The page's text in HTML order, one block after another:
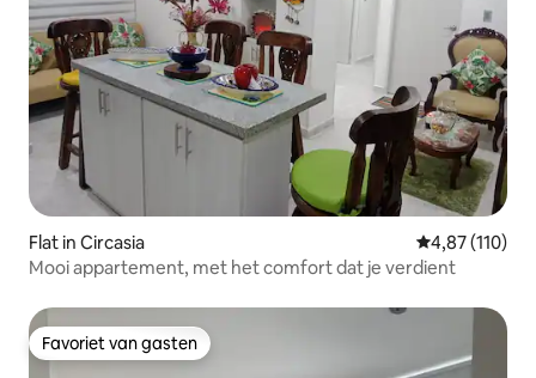
Flat in Circasia Gemiddelde
4,87 (110)
Mooi appartement, met het comfort dat je verdient
Favoriet van gasten
Favoriet van gasten